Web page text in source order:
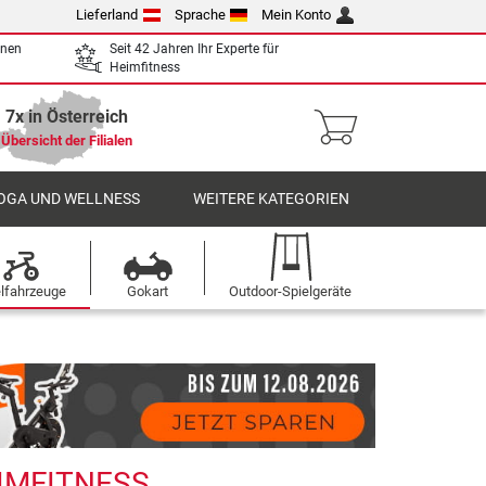
Lieferland Sprache Mein Konto
Seit 42 Jahren Ihr Experte für
Heimfitness
7x in Österreich
Übersicht der Filialen
UND WELLNESS WEITERE KATEGORIEN
Gokart Outdoor-Spielgeräte